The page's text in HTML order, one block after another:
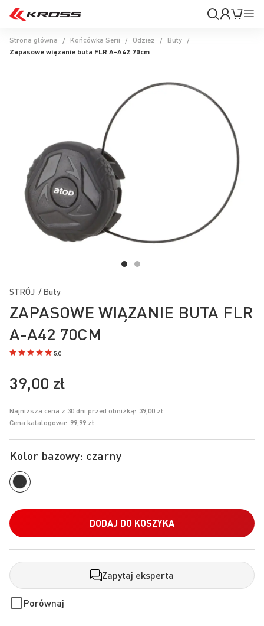
Mój
Moje
konto
Strona główna Końcówka Serii Odzież
Buty
Zapasowe wiązanie buta FLR A-A42 70cm
na
początek
galerii
ZAPASOWE WIĄZANIE BUTA FLR
A-A42 70CM
5.0
STRÓJ / Buty
Kolor bazowy: czarny
DODAJ DO KOSZYKA
Zapytaj eksperta
Porównaj
39,00 zł
Najniższa cena z 30 dni przed obniżką: 39,00 zł
Cena katalogowa: 99,99 zł